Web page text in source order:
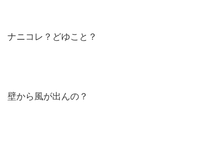
ナニコレ？どゆこと？
壁から風が出んの？